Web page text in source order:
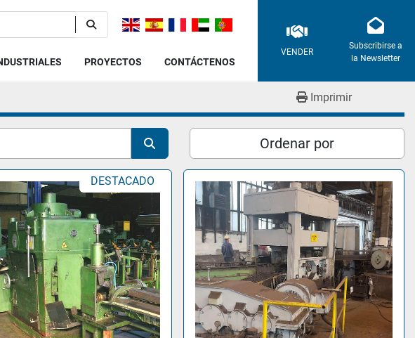
PROYECTOS CONTÁCTENOS
VENDER
Subscribirse a
la Newsletter
Imprimir
Ordenar por
DESTACADO